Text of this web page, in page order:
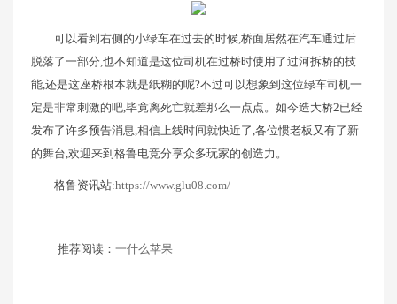
可以看到右侧的小绿车在过去的时候,桥面居然在汽车通过后
脱落了一部分,也不知道是这位司机在过桥时使用了过河拆桥的技
能,还是这座桥根本就是纸糊的呢?不过可以想象到这位绿车司机一
定是非常刺激的吧,毕竟离死亡就差那么一点点。如今造大桥2已经
发布了许多预告消息,相信上线时间就快近了,各位惯老板又有了新
的舞台,欢迎来到格鲁电竞分享众多玩家的创造力。
格鲁资讯站:https://www.glu08.com/
推荐阅读： 一什么苹果